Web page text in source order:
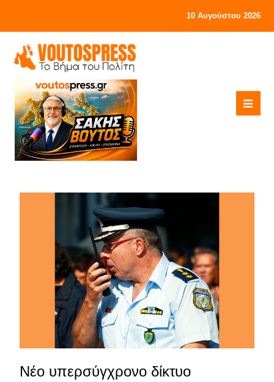
10 Αυγούστου 2026
Νέο υπερσύγχρονο δίκτυο